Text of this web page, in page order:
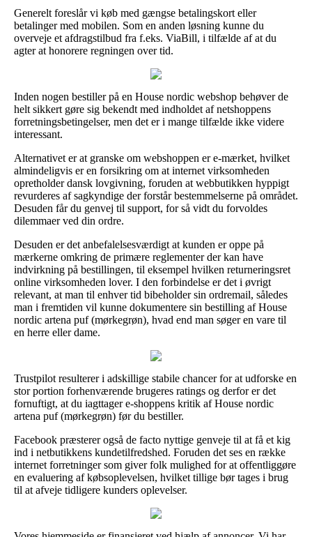
Generelt foreslår vi køb med gængse betalingskort eller
betalinger med mobilen. Som en anden løsning kunne du
overveje et afdragstilbud fra f.eks. ViaBill, i tilfælde af at du
agter at honorere regningen over tid.
Inden nogen bestiller på en House nordic webshop behøver de
helt sikkert gøre sig bekendt med indholdet af netshoppens
forretningsbetingelser, men det er i mange tilfælde ikke videre
interessant.
Alternativet er at granske om webshoppen er e-mærket, hvilket
almindeligvis er en forsikring om at internet virksomheden
opretholder dansk lovgivning, foruden at webbutikken hyppigt
revurderes af sagkyndige der forstår bestemmelserne på området.
Desuden får du genvej til support, for så vidt du forvoldes
dilemmaer ved din ordre.
Desuden er det anbefalelsesværdigt at kunden er oppe på
mærkerne omkring de primære reglementer der kan have
indvirkning på bestillingen, til eksempel hvilken returneringsret
online virksomheden lover. I den forbindelse er det i øvrigt
relevant, at man til enhver tid bibeholder sin ordremail, således
man i fremtiden vil kunne dokumentere sin bestilling af House
nordic artena puf (mørkegrøn), hvad end man søger en vare til
en herre eller dame.
Trustpilot resulterer i adskillige stabile chancer for at udforske en
stor portion forhenværende brugeres ratings og derfor er det
fornuftigt, at du iagttager e-shoppens kritik af House nordic
artena puf (mørkegrøn) før du bestiller.
Facebook præsterer også de facto nyttige genveje til at få et kig
ind i netbutikkens kundetilfredshed. Foruden det ses en række
internet forretninger som giver folk mulighed for at offentliggøre
en evaluering af købsoplevelsen, hvilket tillige bør tages i brug
til at afveje tidligere kunders oplevelser.